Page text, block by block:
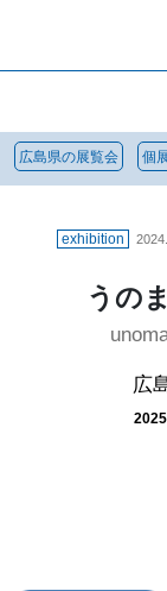
広島県の展覧会 個
exhibition
うの
広
2025